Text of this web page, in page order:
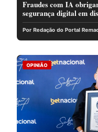
Fraudes com IA
segurança digital em
Por Redação do Portal
OPINIÃO